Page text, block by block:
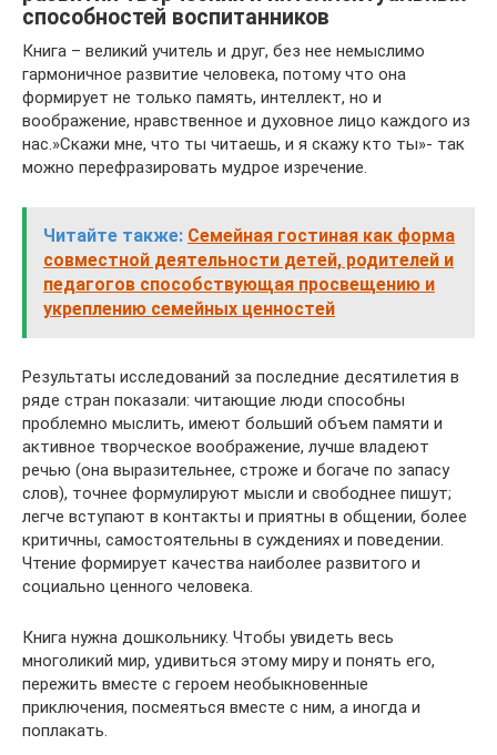
способностей воспитанников
Книга – великий учитель и друг, без нее немыслимо
гармоничное развитие человека, потому что она
формирует не только память, интеллект, но и
воображение, нравственное и духовное лицо каждого из
нас.»Скажи мне, что ты читаешь, и я скажу кто ты»- так
можно перефразировать мудрое изречение.
Читайте также: Семейная гостиная как форма
совместной деятельности детей, родителей и
педагогов способствующая просвещению и
укреплению семейных ценностей
Результаты исследований за последние десятилетия в
ряде стран показали: читающие люди способны
проблемно мыслить, имеют больший объем памяти и
активное творческое воображение, лучше владеют
речью (она выразительнее, строже и богаче по запасу
слов), точнее формулируют мысли и свободнее пишут;
легче вступают в контакты и приятны в общении, более
критичны, самостоятельны в суждениях и поведении.
Чтение формирует качества наиболее развитого и
социально ценного человека.
Книга нужна дошкольнику. Чтобы увидеть весь
многоликий мир, удивиться этому миру и понять его,
пережить вместе с героем необыкновенные
приключения, посмеяться вместе с ним, а иногда и
поплакать.